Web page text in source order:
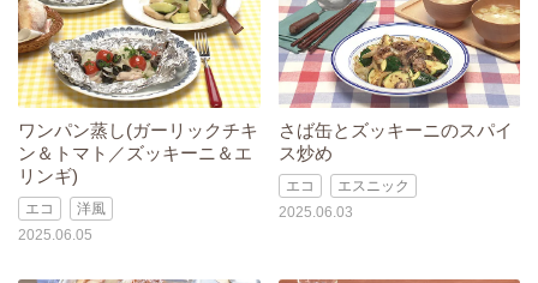
ワンパン蒸し(ガーリックチキ
ン＆トマト／ズッキーニ＆エ
リンギ)
エコ
洋風
2025.06.05
さば缶とズッキーニのスパイ
ス炒め
エコ
エスニック
2025.06.03